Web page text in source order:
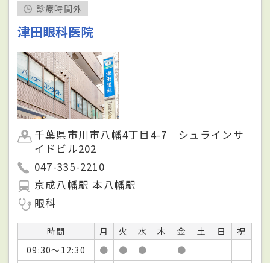
診療時間外
津田眼科医院
千葉県市川市八幡4丁目4-7 シュラインサ
イドビル202
047-335-2210
京成八幡駅 本八幡駅
眼科
時間 月 火 水 木 金 土 日
祝
09:30～12:30
● ● ● － ● － －
－